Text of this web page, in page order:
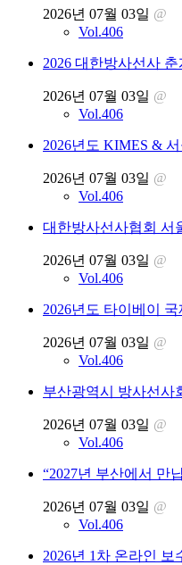
2026년 07월 03일 @
Vol.406
2026 대한방사선사
2026년 07월 03일 @
Vol.406
2026년도 KIMES &
2026년 07월 03일 @
Vol.406
대한방사선사협회 서
2026년 07월 03일 @
Vol.406
2026년도 타이베이
2026년 07월 03일 @
Vol.406
부산광역시 방사선사
2026년 07월 03일 @
Vol.406
“2027년 부산에서 만
2026년 07월 03일 @
Vol.406
2026년 1차 온라인 보